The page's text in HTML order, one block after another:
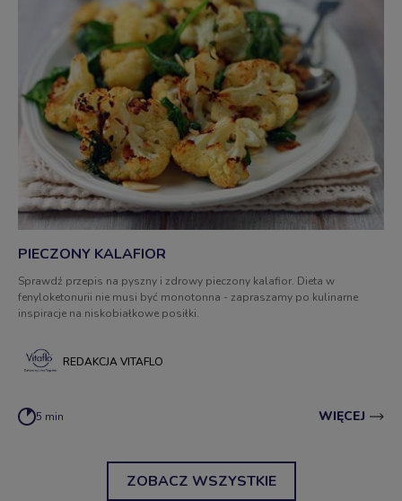
PIECZONY KALAFIOR
Sprawdź przepis na pyszny i zdrowy pieczony kalafior. Dieta w
fenyloketonurii nie musi być monotonna - zapraszamy po kulinarne
inspiracje na niskobiałkowe posiłki.
REDAKCJA VITAFLO
5 min WIĘCEJ
ZOBACZ WSZYSTKIE